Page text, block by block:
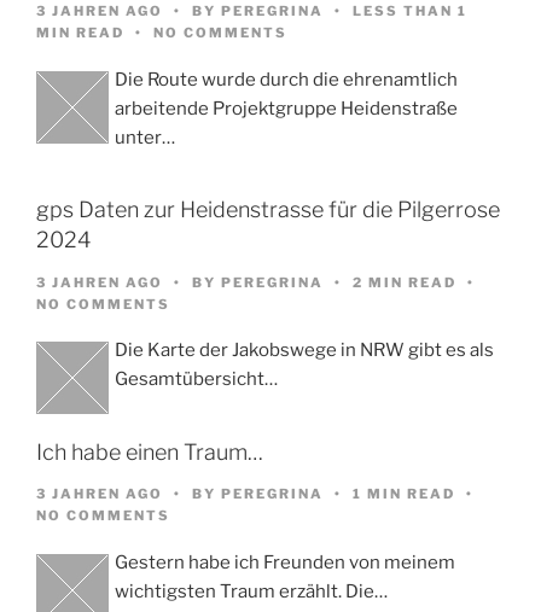
3 JAHREN AGO BY PEREGRINA
LESS THAN 1
MIN READ
NO COMMENTS
Die Route wurde durch die ehrenamtlich
arbeitende Projektgruppe Heidenstraße
unter…
gps Daten zur Heidenstrasse für die Pilgerrose
2024
3 JAHREN AGO BY PEREGRINA
2 MIN READ
NO COMMENTS
Die Karte der Jakobswege in NRW gibt es als
Gesamtübersicht…
Ich habe einen Traum…
3 JAHREN AGO BY PEREGRINA
1 MIN READ
NO COMMENTS
Gestern habe ich Freunden von meinem
wichtigsten Traum erzählt. Die…